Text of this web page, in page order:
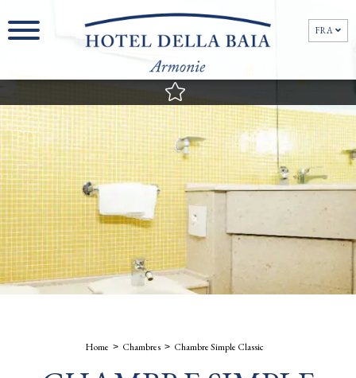
FRA
FRA
Home Chambres Chambre Simple Classic